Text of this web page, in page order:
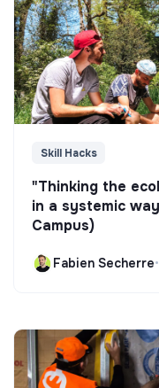
Skill Hacks
"Thinking the
in a systemic
Campus)
Fabien Secherre•